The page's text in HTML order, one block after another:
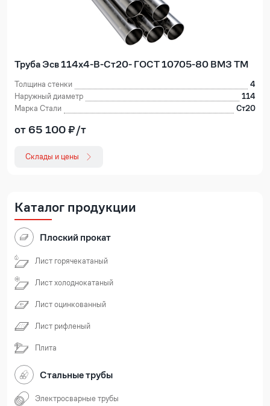
Труба Эсв 114х4-В-Ст20- ГОСТ 10705-80 ВМЗ ТМ
Толщина стенки
4
Наружный диаметр
114
Марка Стали
Ст20
от 65 100 ₽/т
Склады и цены
Каталог продукции
Плоский прокат
Лист горячекатаный
Лист холоднокатаный
Лист оцинкованный
Лист рифленый
Плита
Стальные трубы
Электросварные трубы